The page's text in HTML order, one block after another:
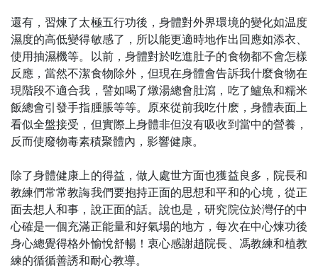
還有，習煉了太極五行功後，身體對外界環境的變化如温度
濕度的高低變得敏感了，所以能更適時地作出回應如添衣、
使用抽濕機等。以前，身體對於吃進肚子的食物都不會怎樣
反應，當然不潔食物除外，但現在身體會告訴我什麼食物在
現階段不適合我，譬如喝了燉湯總會肚瀉，吃了鱸魚和糯米
飯總會引發手指腫脹等等。原來從前我吃什麽，身體表面上
看似全盤接受，但實際上身體非但沒有吸收到當中的營養，
反而使廢物毒素積聚體內，影響健康。
除了身體健康上的得益，做人處世方面也獲益良多，院長和
教練們常常教誨我們要抱持正面的思想和平和的心境，從正
面去想人和事，說正面的話。說也是，研究院位於灣仔的中
心確是一個充滿正能量和好氣場的地方，每次在中心煉功後
身心總覺得格外愉悅舒暢！衷心感謝趙院長、馮教練和植教
練的循循善誘和耐心教導。